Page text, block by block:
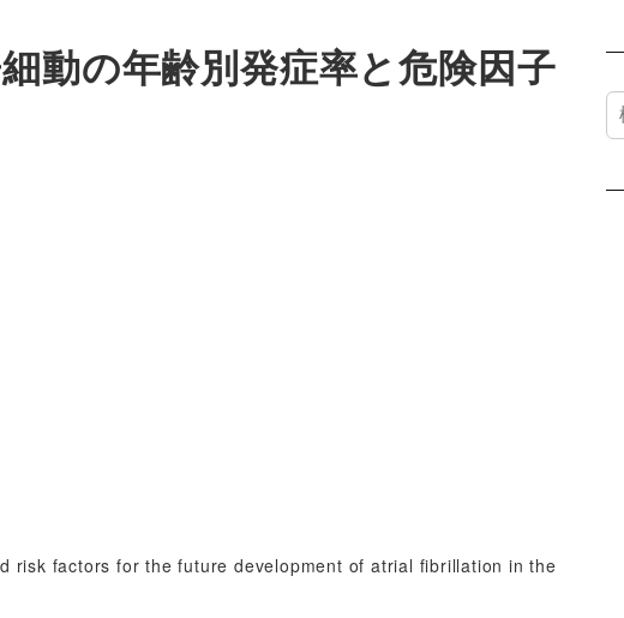
動の年齢別発症率と危険因子
risk factors for the future development of atrial fibrillation in the
検
索